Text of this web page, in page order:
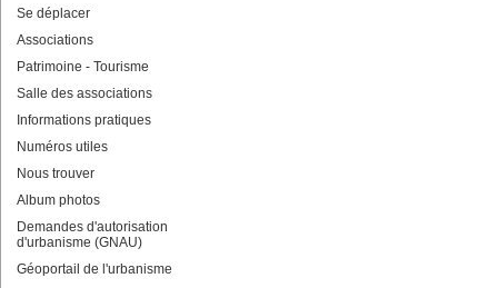
Se déplacer
Associations
Patrimoine - Tourisme
Salle des associations
Informations pratiques
Numéros utiles
Nous trouver
Album photos
Demandes d'autorisation
d'urbanisme (GNAU)
Géoportail de l'urbanisme